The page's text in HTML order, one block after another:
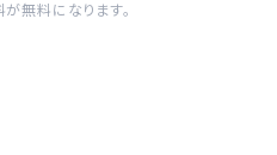
無料になります。